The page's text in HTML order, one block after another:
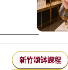
新竹頌缽課程